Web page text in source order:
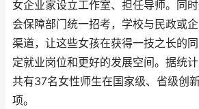
女企业家设立工作室、担任导师。同
会保障部门统一招考，学校与民政或
渠道，让这些女孩在获得一技之长的
定就业岗位和更好的发展空间。据统
共有37名女性师生在国家级、省级创
项。